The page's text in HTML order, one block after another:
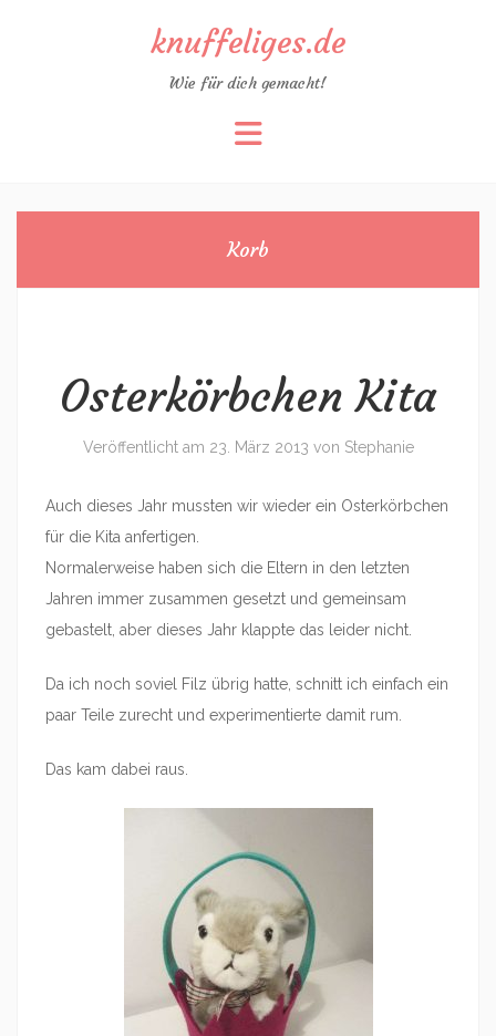
knuffeliges.de
Wie für dich gemacht!
Korb
Osterkörbchen Kita
Veröffentlicht am 23. März 2013 von Stephanie
Auch dieses Jahr mussten wir wieder ein Osterkörbchen
für die Kita anfertigen.
Normalerweise haben sich die Eltern in den letzten
Jahren immer zusammen gesetzt und gemeinsam
gebastelt, aber dieses Jahr klappte das leider nicht.
Da ich noch soviel Filz übrig hatte, schnitt ich einfach ein
paar Teile zurecht und experimentierte damit rum.
Das kam dabei raus.